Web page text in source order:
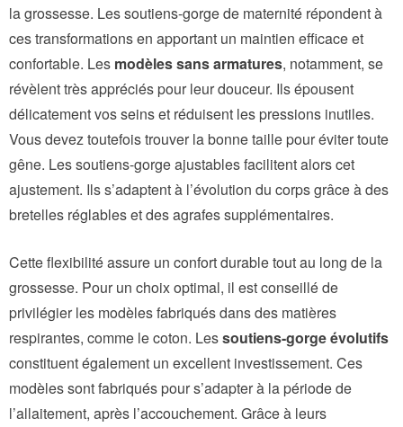
la grossesse. Les soutiens-gorge de maternité répondent à
ces transformations en apportant un maintien efficace et
confortable. Les modèles sans armatures, notamment, se
révèlent très appréciés pour leur douceur. Ils épousent
délicatement vos seins et réduisent les pressions inutiles.
Vous devez toutefois trouver la bonne taille pour éviter toute
gêne. Les soutiens-gorge ajustables facilitent alors cet
ajustement. Ils s’adaptent à l’évolution du corps grâce à des
bretelles réglables et des agrafes supplémentaires.
Cette flexibilité assure un confort durable tout au long de la
grossesse. Pour un choix optimal, il est conseillé de
privilégier les modèles fabriqués dans des matières
respirantes, comme le coton. Lessoutiens-gorge évolutifs
constituent également un excellent investissement. Ces
modèles sont fabriqués pour s’adapter à la période de
l’allaitement, après l’accouchement. Grâce à leurs